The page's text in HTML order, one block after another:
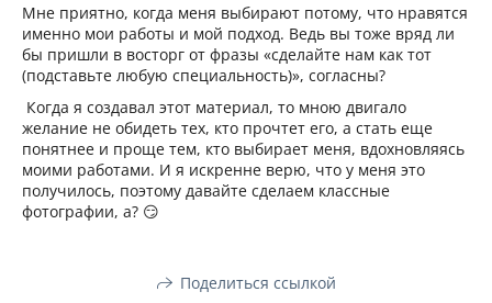
Мне приятно, когда меня выбирают потому, что нравятся
именно мои работы и мой подход. Ведь вы тоже вряд ли
бы пришли в восторг от фразы «сделайте нам как тот
(подставьте любую специальность)», согласны?
Когда я создавал этот материал, то мною двигало
желание не обидеть тех, кто прочтет его, а стать еще
понятнее и проще тем, кто выбирает меня, вдохновляясь
моими работами. И я искренне верю, что у меня это
получилось, поэтому давайте сделаем классные
фотографии, а? 😏
Поделиться ссылкой